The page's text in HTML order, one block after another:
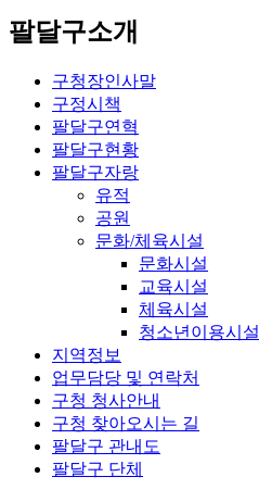
팔달구소개
구청장인사말
구정시책
팔달구연혁
팔달구현황
팔달구자랑
유적
공원
문화/체육시설
문화시설
교육시설
체육시설
청소년이용시설
지역정보
업무담당 및 연락처
구청 청사안내
구청 찾아오시는 길
팔달구 관내도
팔달구 단체